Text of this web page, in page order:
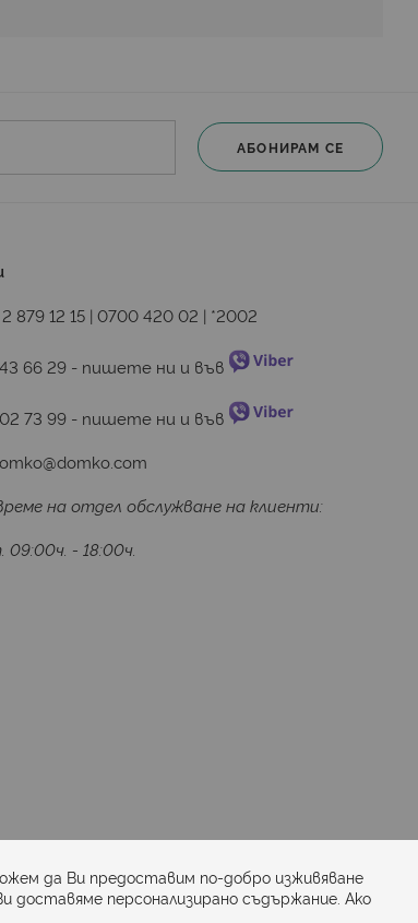
АБОНИРАМ СЕ
879 12 15 |0700 420 02 | *2002
66 29 - пишете ни и във
73 99 - пишете ни и във
на отдел обслужване на клиенти:
- 18:00ч.
да Ви предоставим по-добро изживяване
доставяме персонализирано съдържание. Ако